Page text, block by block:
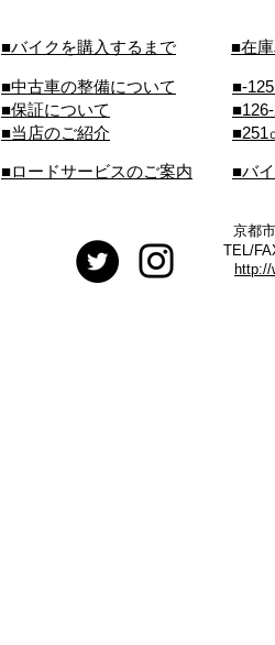
■バイクを購入するまで ■在
■中古車の整備について
■保証について
■当店のご紹介
■-
■251
■ロードサービスのご案内 ■バ
京都
TEL/